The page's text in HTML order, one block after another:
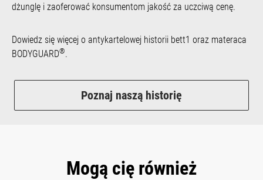
dżunglę i zaoferować konsumentom jakość za uczciwą cenę.
Dowiedz się więcej o antykartelowej historii bett1 oraz materaca
BODYGUARD®.
Poznaj naszą historię
Mogą cię również